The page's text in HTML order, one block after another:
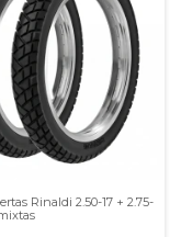
Rinaldi 2.50-17 + 2.75-